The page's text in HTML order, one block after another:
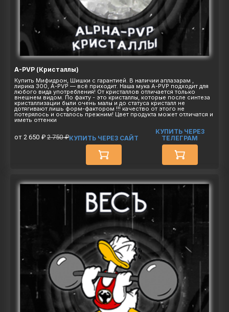
A-PVP (Кристаллы)
Купить Мифидрон, Шишки с гарантией. В наличии аплазарам ,
лирика 300, A-PVP — всё приходит. Наша мука A-PVP подходит для
любого вида употребления! От кристаллов отличается только
внешнем видом. По факту - это кристаллы, которые после синтеза
кристаллизации были очень малы и до статуса кристалл не
дотягивают лишь форм-фактором !!! качество от этого не
потерялось и осталось прежним! Цвет продукта может отличатся и
иметь оттенки
от 2 650 ₽ 2 750 ₽КУПИТЬ ЧЕРЕЗ САЙТ
КУПИТЬ ЧЕРЕЗ
ТЕЛЕГРАМ